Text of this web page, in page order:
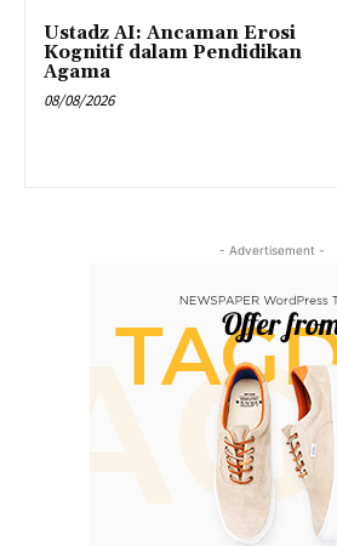
Ustadz AI: Ancaman Erosi
Kognitif dalam Pendidikan
Agama
08/08/2026
- Advertisement -